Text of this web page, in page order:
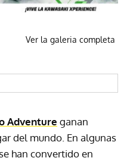
Ver la galeria completa
Adventure ganan
del mundo. En algunas
han convertido en